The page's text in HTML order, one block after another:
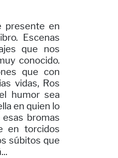
presente en
Escenas
que nos
conocido.
que con
vidas, Ros
humor sea
en quien lo
bromas
en torcidos
súbitos que